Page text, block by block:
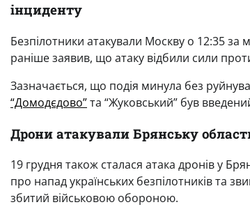
інциденту
Безпілотники атакували Москву о 12:35
раніше заявив, що атаку відбили сили
Зазначається, що подія минула без
“Домодєдово”та “Жуковський” був
Дрони атакували Брянську
19 грудня також сталася атака дронів у
про напад українських безпілотників та
збитий військовою обороною.